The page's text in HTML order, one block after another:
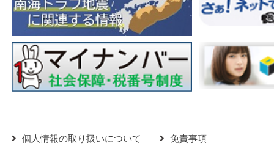
個人情報の取り扱いについて 免責事項